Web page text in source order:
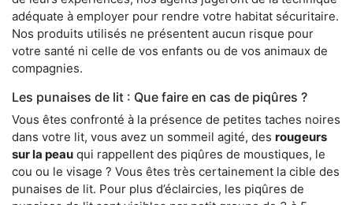
adéquate à employer pour rendre votre habitat sécuritaire.
Nos produits utilisés ne présentent aucun risque pour
votre santé ni celle de vos enfants ou de vos animaux de
compagnies.
Les punaises de lit : Que faire en cas de piqûres ?
Vous êtes confronté à la présence de petites taches noires
dans votre lit, vous avez un sommeil agité, des rougeurs
sur la peau qui rappellent des piqûres de moustiques, le
cou ou le visage ? Vous êtes très certainement la cible des
punaises de lit. Pour plus d’éclaircies, les piqûres de